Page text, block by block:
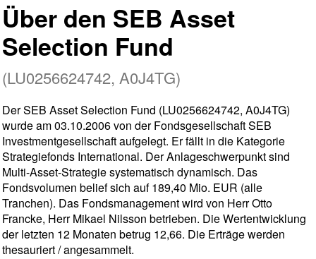
Über den SEB Asset
Selection Fund
(LU0256624742, A0J4TG)
Der SEB Asset Selection Fund (LU0256624742, A0J4TG)
wurde am 03.10.2006 von der Fondsgesellschaft SEB
Investmentgesellschaft aufgelegt. Er fällt in die Kategorie
Strategiefonds International. Der Anlageschwerpunkt sind
Multi-Asset-Strategie systematisch dynamisch. Das
Fondsvolumen belief sich auf 189,40 Mio. EUR (alle
Tranchen). Das Fondsmanagement wird von Herr Otto
Francke, Herr Mikael Nilsson betrieben. Die Wertentwicklung
der letzten 12 Monaten betrug 12,66. Die Erträge werden
thesauriert / angesammelt.